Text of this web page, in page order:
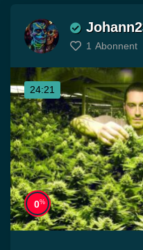
1 Abonnent
24:21
0%